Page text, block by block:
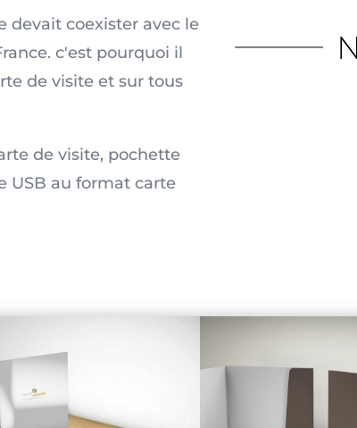
devait coexister avec le
c'est pourquoi il
de visite et sur tous
de visite, pochette
USB au format carte